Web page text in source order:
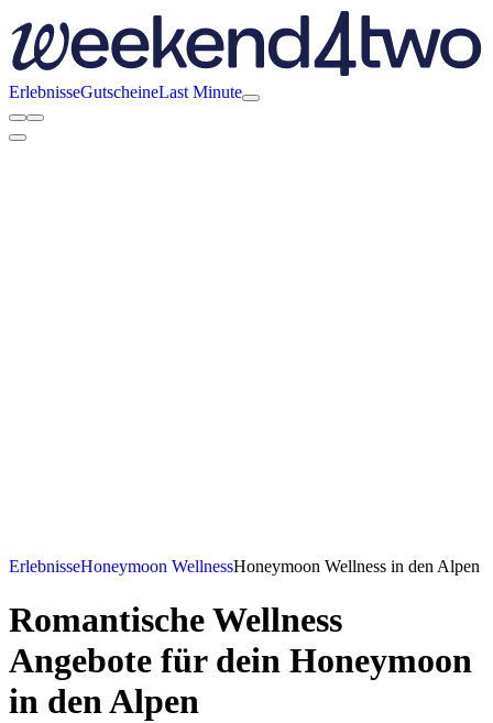
ErlebnisseGutscheineLast Minute
ErlebnisseHoneymoon WellnessHoneymoon Wellness in den Alpen
Romantische Wellness
Angebote für dein Honeymoon
in den Alpen